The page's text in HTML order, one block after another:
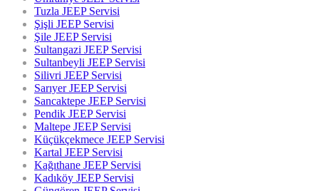
Tuzla JEEP Servisi
Şişli JEEP Servisi
Şile JEEP Servisi
Sultangazi JEEP Servisi
Sultanbeyli JEEP Servisi
Silivri JEEP Servisi
Sarıyer JEEP Servisi
Sancaktepe JEEP Servisi
Pendik JEEP Servisi
Maltepe JEEP Servisi
Küçükçekmece JEEP Servisi
Kartal JEEP Servisi
Kağıthane JEEP Servisi
Kadıköy JEEP Servisi